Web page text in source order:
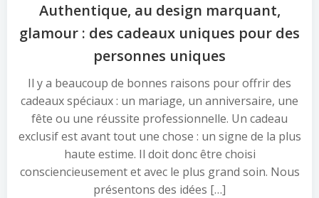
Authentique, au design marquant,
glamour : des cadeaux uniques pour des
personnes uniques
Il y a beaucoup de bonnes raisons pour offrir des
cadeaux spéciaux : un mariage, un anniversaire, une
fête ou une réussite professionnelle. Un cadeau
exclusif est avant tout une chose : un signe de la plus
haute estime. Il doit donc être choisi
consciencieusement et avec le plus grand soin. Nous
présentons des idées […]